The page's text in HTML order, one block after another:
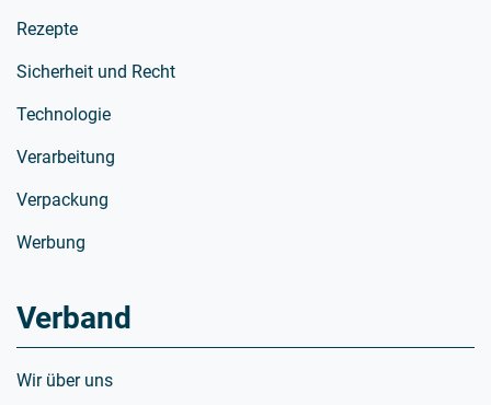
Rezepte
Sicherheit und Recht
Technologie
Verarbeitung
Verpackung
Werbung
Verband
Wir über uns